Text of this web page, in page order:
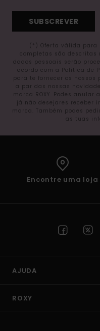
SUBSCREVER
(*) Oferta válida para
completas são descritas
dados pessoais serão
acordo com a Política de
para te fornecer os nossos
a par das nossas
marca ROXY. Podes
já não desejares receber
marca. Também podes
as tuas
Encontre uma loja
AJUDA
ROXY